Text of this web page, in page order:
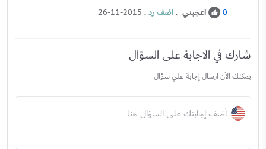
0 اعجبني .اضف رد.
26-11-2015
شارك في الاجابة على السؤال
يمكنك الآن ارسال إجابة علي سؤال
أضف إجابتك على السؤال هنا